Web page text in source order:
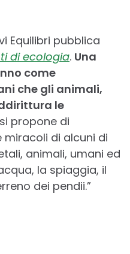
Equilibri pubblica
di ecologia. Una
come
che gli animali,
le
propone di
di alcuni di
animali, umani ed
la spiaggia, il
dei pendii.”